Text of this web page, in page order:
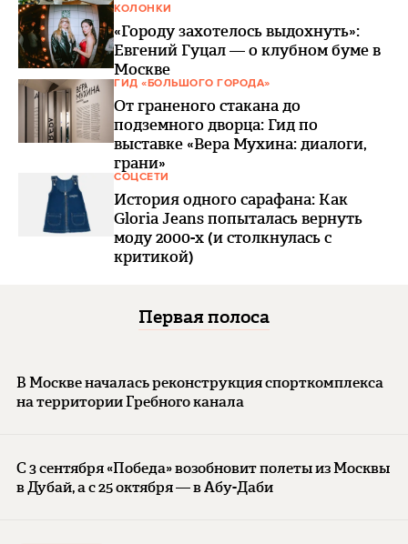
КОЛОНКИ
«Городу захотелось выдохнуть»:
Евгений Гуцал — о клубном буме в
Москве
ГИД «БОЛЬШОГО ГОРОДА»
От граненого стакана до
подземного дворца: Гид по
выставке «Вера Мухина: диалоги,
грани»
СОЦСЕТИ
История одного сарафана: Как
Gloria Jeans попыталась вернуть
моду 2000-х (и столкнулась с
критикой)
Первая полоса
В Москве началась реконструкция спорткомплекса
на территории Гребного канала
С 3 сентября «Победа» возобновит полеты из Москвы
в Дубай, а с 25 октября — в Абу-Даби